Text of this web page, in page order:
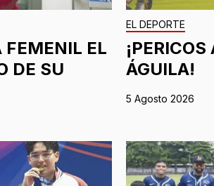
FEMENIL EL
DE SU
EL DEPORTE
ÁGUILA!
5 Agosto 2026